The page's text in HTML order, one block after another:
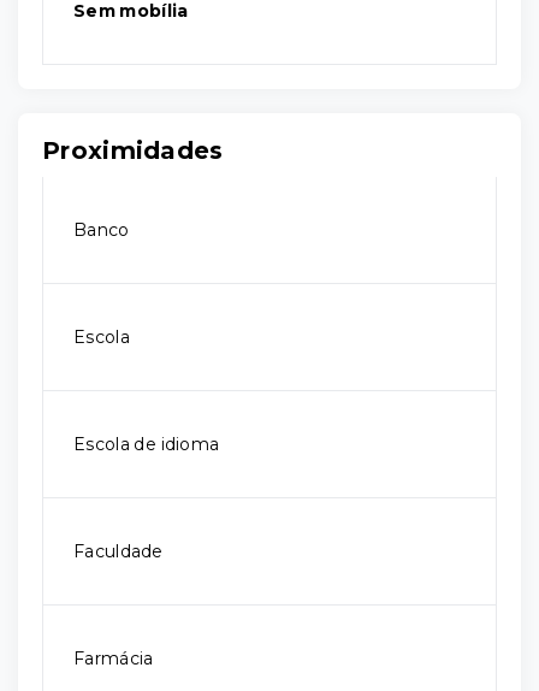
Sem mobília
Proximidades
Banco
Escola
Escola de idioma
Faculdade
Farmácia